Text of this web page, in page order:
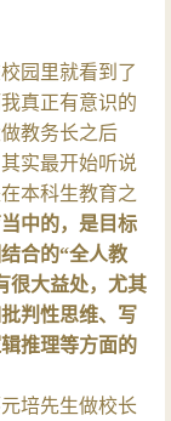
园里就看到了
真正有意识的
教务长之后
实最开始听说
本科生教育之
中的，是目标
合的“全人教
很大益处，尤其
判性思维、写
推理等方面的
培先生做校长